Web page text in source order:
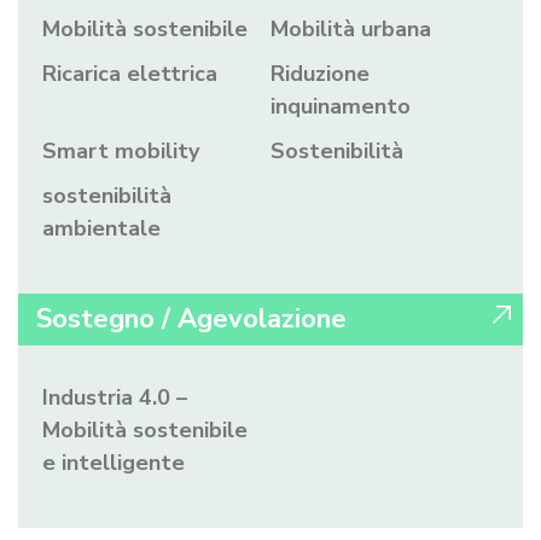
Mobilità sostenibile
Mobilità urbana
Ricarica elettrica
Riduzione
inquinamento
Smart mobility
Sostenibilità
sostenibilità
ambientale
Sostegno / Agevolazione
Industria 4.0 –
Mobilità sostenibile
e intelligente